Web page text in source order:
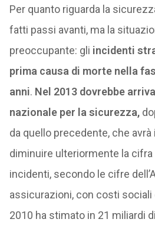
Per quanto riguarda la
fatti passi avanti, ma la
preoccupante: gli incidenti
prima causa di morte nella
anni. Nel 2013 dovrebbe
nazionale per la sicurezza,
da quello precedente, che
diminuire ulteriormente la
incidenti, secondo le cifre
assicurazioni, con costi sociali
2010 ha stimato in 21 miliardi